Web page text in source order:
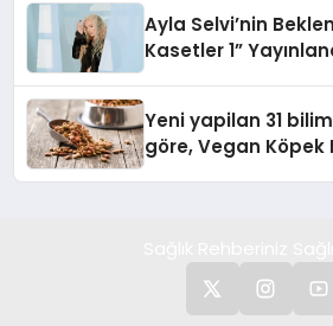
Ayla Selvi’nin
Kasetler 1”
Yeni yapilan 31
göre, Vegan Köpek